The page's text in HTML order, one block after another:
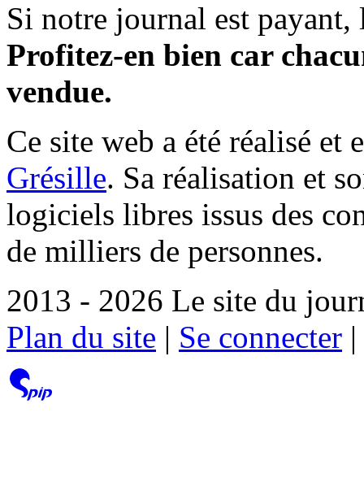
Si notre journal est payant,
Profitez-en bien car
vendue.
Ce site web a été réalisé et
Grésille. Sa réalisation et
logiciels libres issus des
de milliers de personnes.
2013 - 2026 Le site du
Plan du site | Se connecter |